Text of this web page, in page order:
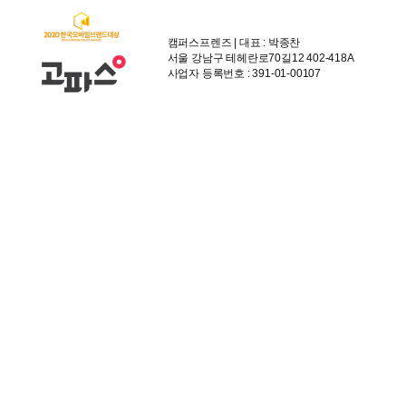
캠퍼스프렌즈 | 대표 : 박종찬
서울 강남구 테헤란로70길12 402-418A
사업자 등록번호 : 391-01-00107